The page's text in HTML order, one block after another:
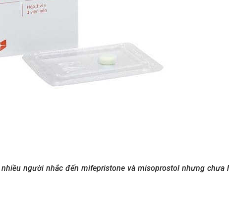
người nhắc đến mifepristone và misoprostol nhưng chưa